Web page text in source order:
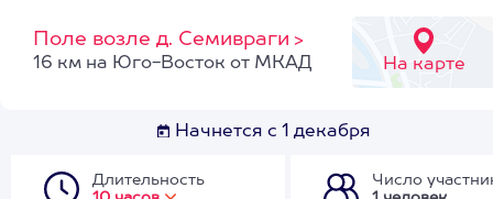
Поле возле д. Семивраги >
На карте
16 км на Юго-Восток от МКАД
Начнется с 1 декабря
Длительность
Число